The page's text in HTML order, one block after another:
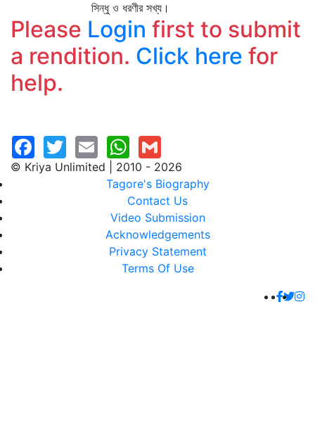
সিন্ধু ও ধরণীর সখ্য।
Please Login first to submit
a rendition. Click here for
help.
© Kriya Unlimited | 2010 - 2026
Tagore's Biography
Contact Us
Video Submission
Acknowledgements
Privacy Statement
Terms Of Use